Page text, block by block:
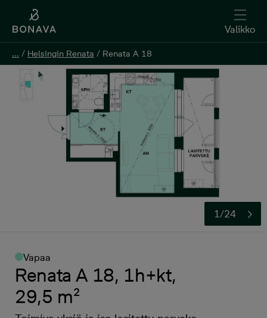
Valikko
... / Helsingin Renata / Renata A 18
1/24
Vapaa
Renata A 18, 1h+kt,
29,5 m²
... / Helsingin Renata / Renata A 18
Kerro kiinnostuksesi